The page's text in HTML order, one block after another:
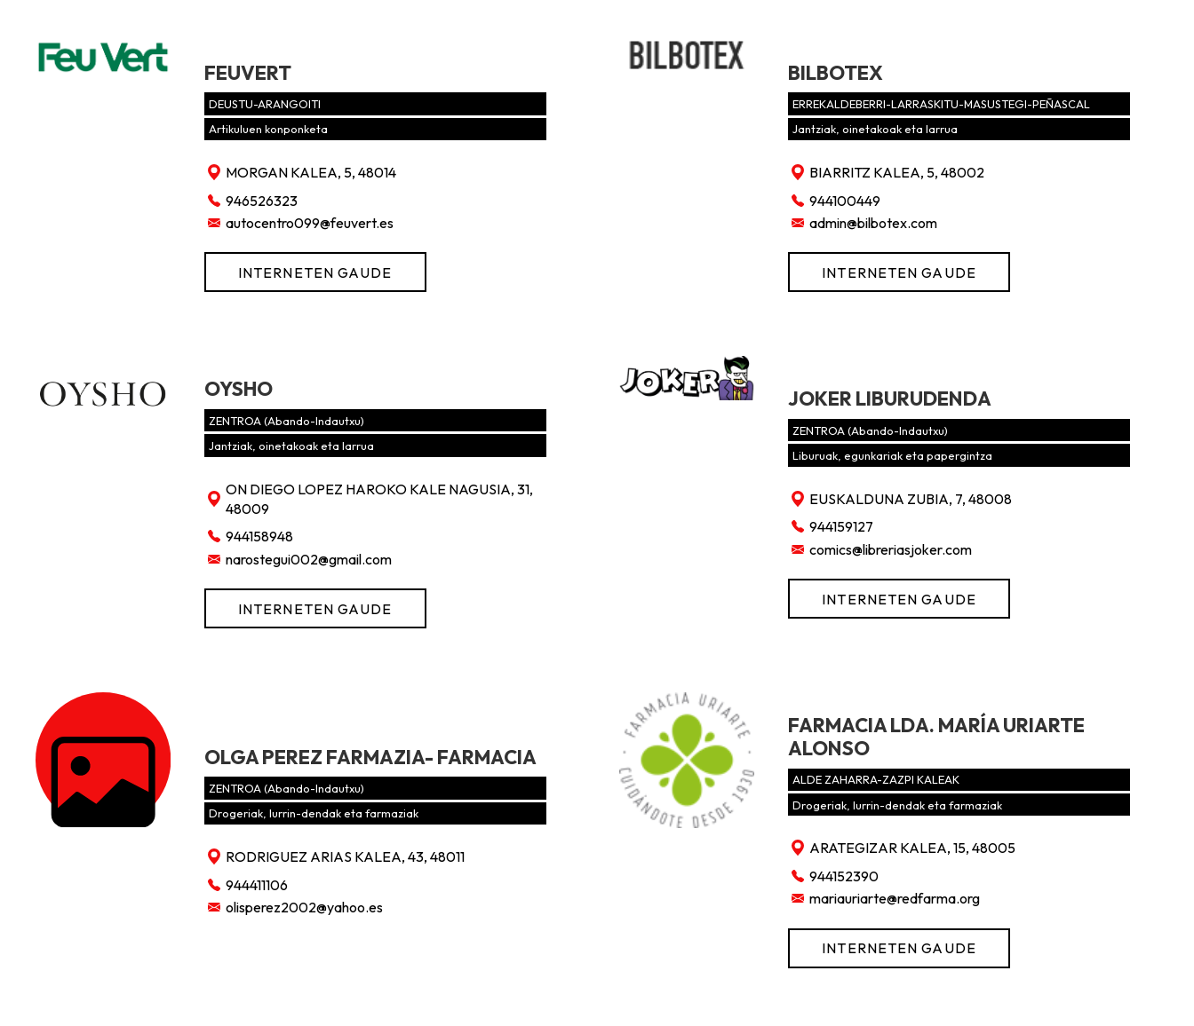
FEUVERT
DEUSTU-ARANGOITI
Artikuluen konponketa
MORGAN KALEA, 5, 48014
946526323
autocentro099@feuvert.es
INTERNETEN GAUDE
BILBOTEX
ERREKALDEBERRI-LARRASKITU-MASUSTEGI-PEÑASCAL
Jantziak, oinetakoak eta larrua
BIARRITZ KALEA, 5, 48002
944100449
admin@bilbotex.com
INTERNETEN GAUDE
OYSHO
ZENTROA (Abando-Indautxu)
Jantziak, oinetakoak eta larrua
ON DIEGO LOPEZ HAROKO KALE NAGUSIA, 31,
48009
944158948
narostegui002@gmail.com
INTERNETEN GAUDE
JOKER LIBURUDENDA
ZENTROA (Abando-Indautxu)
Liburuak, egunkariak eta papergintza
EUSKALDUNA ZUBIA, 7, 48008
944159127
comics@libreriasjoker.com
INTERNETEN GAUDE
OLGA PEREZ FARMAZIA- FARMACIA
ZENTROA (Abando-Indautxu)
Drogeriak, lurrin-dendak eta farmaziak
RODRIGUEZ ARIAS KALEA, 43, 48011
944411106
olisperez2002@yahoo.es
FARMACIA LDA. MARÍA URIARTE
ALONSO
ALDE ZAHARRA-ZAZPI KALEAK
Drogeriak, lurrin-dendak eta farmaziak
ARATEGIZAR KALEA, 15, 48005
944152390
mariauriarte@redfarma.org
INTERNETEN GAUDE